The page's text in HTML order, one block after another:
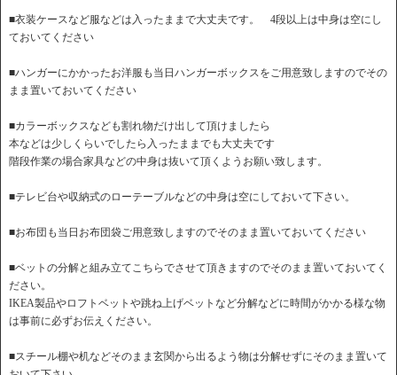
■衣装ケースなど服などは入ったままで大丈夫です。 4段以上は中身は空にし
ておいてください
■ハンガーにかかったお洋服も当日ハンガーボックスをご用意致しますのでその
まま置いておいてください
■カラーボックスなども割れ物だけ出して頂けましたら
本などは少しくらいでしたら入ったままでも大丈夫です
階段作業の場合家具などの中身は抜いて頂くようお願い致します。
■テレビ台や収納式のローテーブルなどの中身は空にしておいて下さい。
■お布団も当日お布団袋ご用意致しますのでそのまま置いておいてください
■ベットの分解と組み立てこちらでさせて頂きますのでそのまま置いておいてく
ださい。
IKEA製品やロフトベットや跳ね上げベットなど分解などに時間がかかる様な物
は事前に必ずお伝えください。
■スチール棚や机などそのまま玄関から出るよう物は分解せずにそのまま置いて